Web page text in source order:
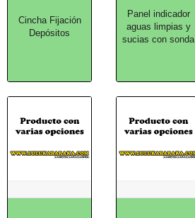
Cincha Fijación
Depósitos
Panel indicador
aguas limpias y
sucias con sonda